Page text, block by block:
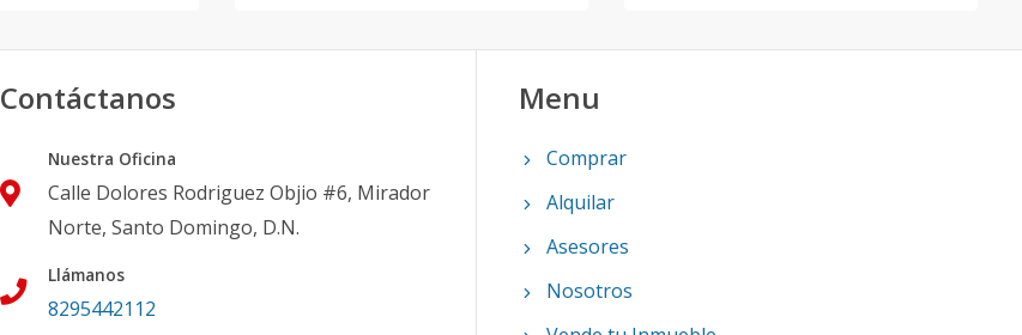
Contáctanos
Nuestra Oficina
Calle Dolores Rodriguez Objio #6, Mirador
Norte, Santo Domingo, D.N.
Llámanos
8295442112
Menu
Comprar
Alquilar
Asesores
Nosotros